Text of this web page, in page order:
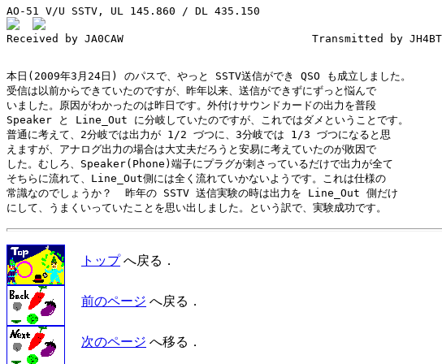
Received by JA0CAW                             Transmitted by
本日(2009年3月24日) のパスで、やっと SSTV送信ができ QSO も成立しました。
受信は以前からできていたのですが、昨年以来、送信ができずにずっと悩んで
いました。原因がわかったのは昨日です。外付けサウンドカードの出力を普段
Speaker と Line_Out に分岐していたのですが、これではダメということです。
普通に考えて、2分岐では出力が 1/2 づつに、3分岐では 1/3 づつになると思
えますが、アナログ出力の場合は大丈夫だろうと安易に考えていたのが敗因で
した。むしろ、Speaker(Phone)端子にプラグが刺さっているだけで出力が全て
そちらに流れて、Line_Out側には全く流れていかないようです。これは仕様の
常識なのでしょうか？  昨年の SSTV 送信実験の時は出力を Line_Out 側だけ
トップへ戻る．
前のページ へ戻る．
次のページ へ移る．